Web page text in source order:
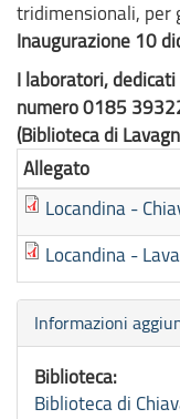
tridimensionali, per
Inaugurazione 10
I laboratori,
numero 0185
(Biblioteca di
Allegato
Locandina -
Locandina -
Nascondi
Informazioni
Biblioteca:
Biblioteca di